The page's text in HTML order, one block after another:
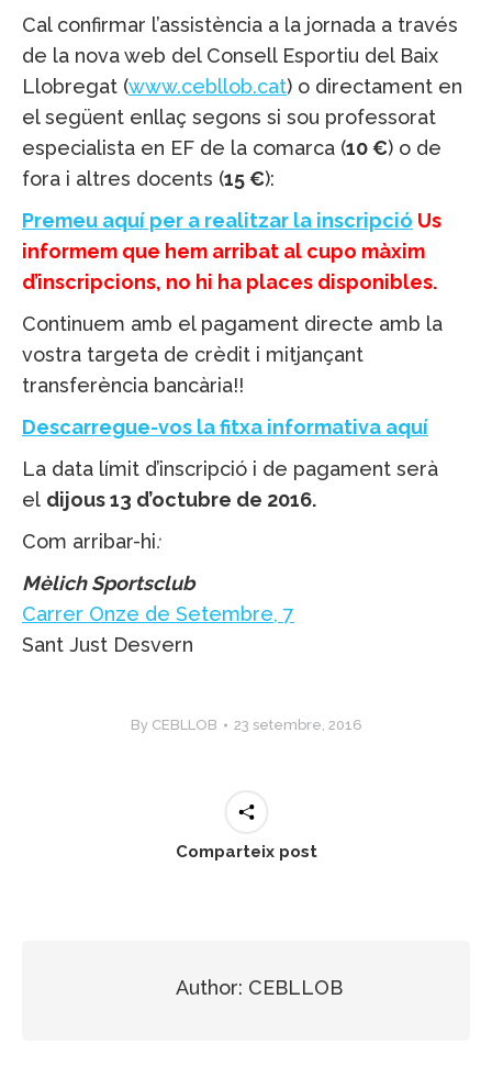
­­­­­­­­­­­­­­­­Cal confirmar l’assistència a la jornada a través
de la nova web del Consell Esportiu del Baix
Llobregat (www.cebllob.cat) o directament en
el següent enllaç segons si sou professorat
especialista en EF de la comarca (10 €) o de
fora i altres docents (15 €):
Premeu aquí per a realitzar la inscripció Us
informem que hem arribat al cupo màxim
d’inscripcions, no hi ha places disponibles.
Continuem amb el pagament directe amb la
vostra targeta de crèdit i mitjançant
transferència bancària!!
Descarregue-vos la fitxa informativa aquí
La data límit d’inscripció i de pagament serà
el dijous 13 d’octubre de 2016.
Com arribar-hi:
Mèlich Sportsclub
Carrer Onze de Setembre, 7
Sant Just Desvern
By CEBLLOB 23 setembre, 2016
Comparteix post
Author: CEBLLOB